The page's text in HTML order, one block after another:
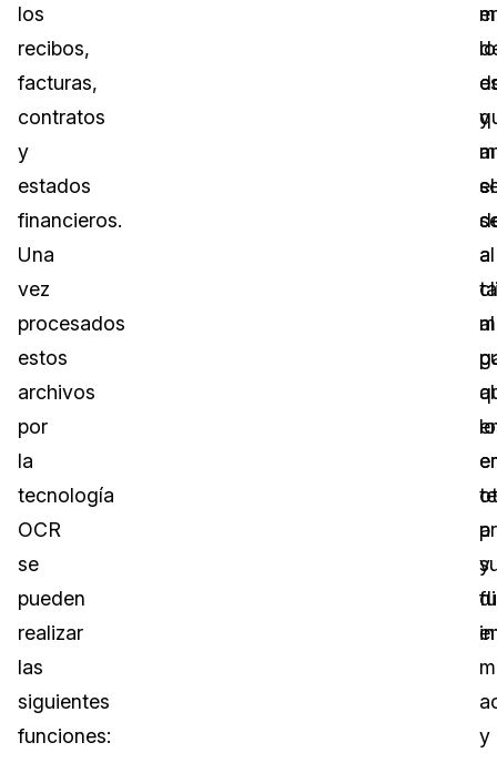
los
recibos,
facturas,
contratos
y
estados
financieros.
Una
vez
procesados
estos
archivos
por
la
tecnología
OCR
se
pueden
realizar
las
siguientes
funciones:
y
el
al
al
a
y
a
y